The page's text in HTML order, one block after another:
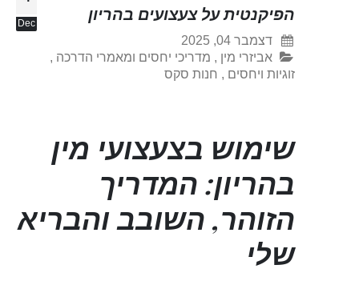
Dec
הפיקנטית על צעצועים בהריון
דצמבר 04, 2025
אביזרי מין , מדריכי יחסים ומאמרי הדרכה ,
זוגיות ויחסים , חנות סקס
שימוש בצעצועי מין
בהריון: המדריך
הזוהר, השובב והבריא
שלי